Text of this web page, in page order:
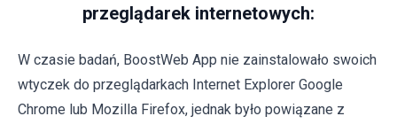
przeglądarek internetowych:
W czasie badań, BoostWeb App nie zainstalowało swoich
wtyczek do przeglądarkach Internet Explorer Google
Chrome lub Mozilla Firefox, jednak było powiązane z